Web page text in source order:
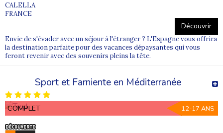
CALELLA
FRANCE
Découvrir
Envie de s'évader avec un séjour à l'étranger ? L'Espagne vous offrira
la destination parfaite pour des vacances dépaysantes qui vous
feront revenir avec des souvenirs pleins la tête.
Sport et Farniente en Méditerranée
COMPLET 12-17 ANS